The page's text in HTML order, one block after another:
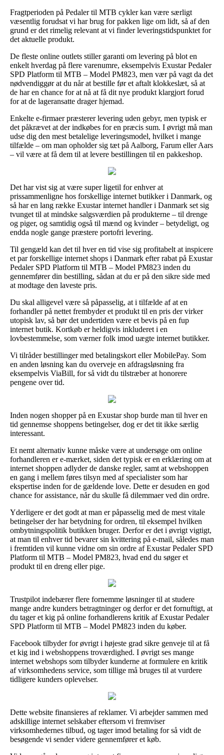
Fragtperioden på Pedaler til MTB cykler kan være særligt
væsentlig forudsat vi har brug for pakken lige om lidt, så af den
grund er det rimelig relevant at vi finder leveringstidspunktet for
det aktuelle produkt.
De fleste online outlets stiller garanti om levering på blot en
enkelt hverdag på flere varenumre, eksempelvis Exustar Pedaler
SPD Platform til MTB – Model PM823, men vær på vagt da det
nødvendiggør at du når at bestille før et aftalt klokkeslæt, så at
de har en chance for at nå at få dit nye produkt klargjort forud
for at de lageransatte drager hjemad.
Enkelte e-firmaer præsterer levering uden gebyr, men typisk er
det påkrævet at der indkøbes for en præcis sum. I øvrigt må man
udse dig den mest betalelige leveringsmodel, hvilket i mange
tilfælde – om man opholder sig tæt på Aalborg, Farum eller Aars
– vil være at få dem til at levere bestillingen til en pakkeshop.
Det har vist sig at være super ligetil for enhver at
prissammenligne hos forskellige internet butikker i Danmark, og
så har en lang række Exustar internet handler i Danmark set sig
tvunget til at mindske salgsværdien på produkterne – til drenge
og piger, og samtidig også til mænd og kvinder – betydeligt, og
endda nogle gange præstere portofri levering.
Til gengæld kan det til hver en tid vise sig profitabelt at inspicere
et par forskellige internet shops i Danmark efter rabat på Exustar
Pedaler SPD Platform til MTB – Model PM823 inden du
gennemfører din bestilling, sådan at du er på den sikre side med
at modtage den laveste pris.
Du skal alligevel være så påpasselig, at i tilfælde af at en
forhandler på nettet frembyder et produkt til en pris der virker
utopisk lav, så bør det undertiden være et bevis på en fup
internet butik. Kortkøb er heldigvis inkluderet i en
lovbestemmelse, som værner folk imod uægte internet butikker.
Vi tilråder bestillinger med betalingskort eller MobilePay. Som
en anden løsning kan du overveje en afdragsløsning fra
eksempelvis ViaBill, for så vidt du tilstræber at honorere
pengene over tid.
Inden nogen shopper på en Exustar shop burde man til hver en
tid gennemse shoppens betingelser, dog er det tit ikke særlig
interessant.
Et nemt alternativ kunne måske være at undersøge om online
forhandleren er e-mærket, siden det typisk er en erklæring om at
internet shoppen adlyder de danske regler, samt at webshoppen
en gang i mellem føres tilsyn med af specialister som har
ekspertise inden for de gældende love. Dette er desuden en god
chance for assistance, når du skulle få dilemmaer ved din ordre.
Yderligere er det godt at man er påpasselig med de mest vitale
betingelser der har betydning for ordren, til eksempel hvilken
ombytningspolitik butikken bruger. Derfor er det i øvrigt vigtigt,
at man til enhver tid bevarer sin kvittering på e-mail, således man
i fremtiden vil kunne vidne om sin ordre af Exustar Pedaler SPD
Platform til MTB – Model PM823, hvad end du søger et
produkt til en dreng eller pige.
Trustpilot indebærer flere fornemme løsninger til at studere
mange andre kunders betragtninger og derfor er det fornuftigt, at
du tager et kig på online forhandlerens kritik af Exustar Pedaler
SPD Platform til MTB – Model PM823 inden du køber.
Facebook tilbyder for øvrigt i højeste grad sikre genveje til at få
et kig ind i webshoppens troværdighed. I øvrigt ses mange
internet webshops som tilbyder kunderne at formulere en kritik
af virksomhedens service, som tillige må bruges til at vurdere
tidligere kunders oplevelser.
Dette website finansieres af reklamer. Vi arbejder sammen med
adskillige internet selskaber eftersom vi fremviser
virksomhedernes tilbud, og tager imod betaling for så vidt de
besøgende vi sender videre gennemfører et køb.